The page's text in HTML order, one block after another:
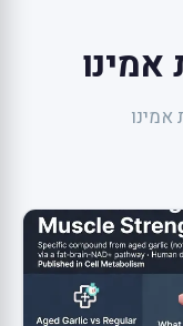
אמינו
אמינו